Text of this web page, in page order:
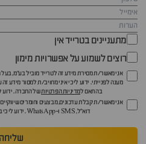
מתעניינים בטרייד אין
רוצים לשמוע על אפשרויות מימון
אני מאשר/ת מסירת מידע זה לטרייד מוביל בע"מ,
מענה לפנייתי. ידוע לי כי איני מחויב/ת למסור מידע
בהתאם למדיניות הפרטיותשל החברה. ידוע
אני מאשר/ת קבלת עדכונים, מבצעים וחומרים
דוא״ל, SMS ו-WhatsApp. ידוע לי כי באפשרותי לבטל הסכמה זו בכל עת.
שליחה